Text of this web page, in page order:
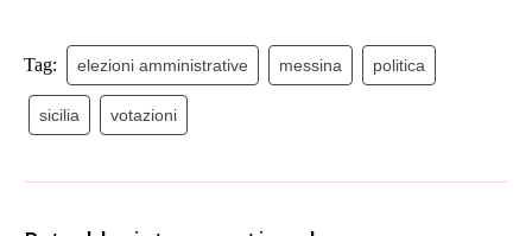
Tag: elezioni amministrative messina politica
sicilia votazioni